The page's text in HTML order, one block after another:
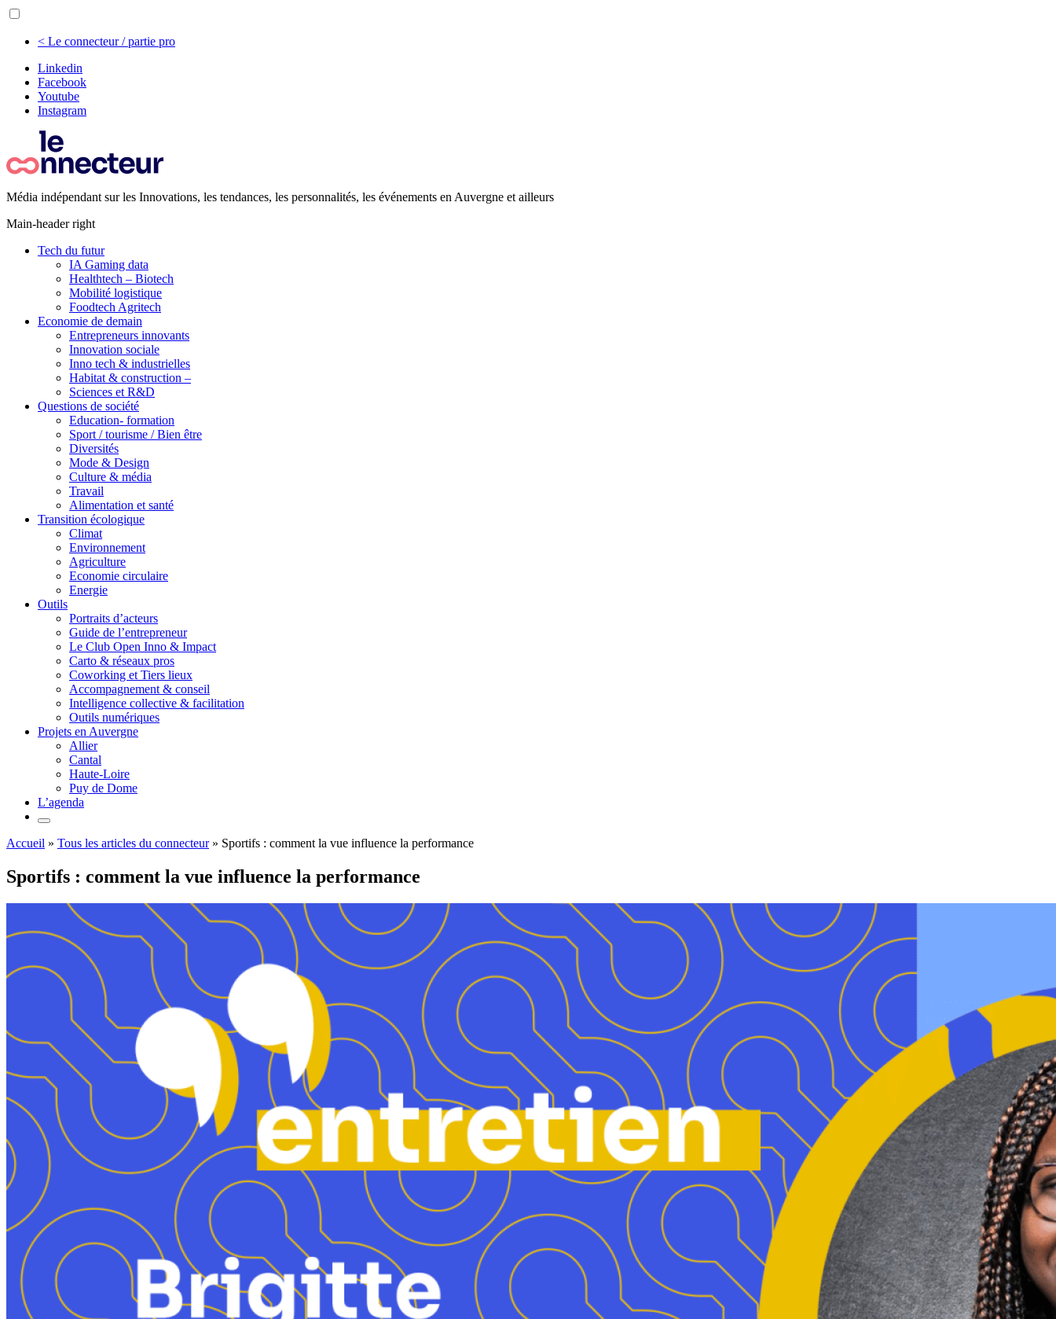
< Le connecteur / partie pro
Linkedin
Facebook
Youtube
Instagram
Média indépendant sur les Innovations, les tendances, les personnalités, les événements en Auvergne et ailleurs
Main-header right
Tech du futur
IA Gaming data
Healthtech – Biotech
Mobilité logistique
Foodtech Agritech
Economie de demain
Entrepreneurs innovants
Innovation sociale
Inno tech & industrielles
Habitat & construction –
Sciences et R&D
Questions de société
Education- formation
Sport / tourisme / Bien être
Diversités
Mode & Design
Culture & média
Travail
Alimentation et santé
Transition écologique
Climat
Environnement
Agriculture
Economie circulaire
Energie
Outils
Portraits d’acteurs
Guide de l’entrepreneur
Le Club Open Inno & Impact
Carto & réseaux pros
Coworking et Tiers lieux
Accompagnement & conseil
Intelligence collective & facilitation
Outils numériques
Projets en Auvergne
Allier
Cantal
Haute-Loire
Puy de Dome
L’agenda
Accueil » Tous les articles du connecteur» Sportifs : comment la vue influence la performance
Sportifs : comment la vue influence la performance